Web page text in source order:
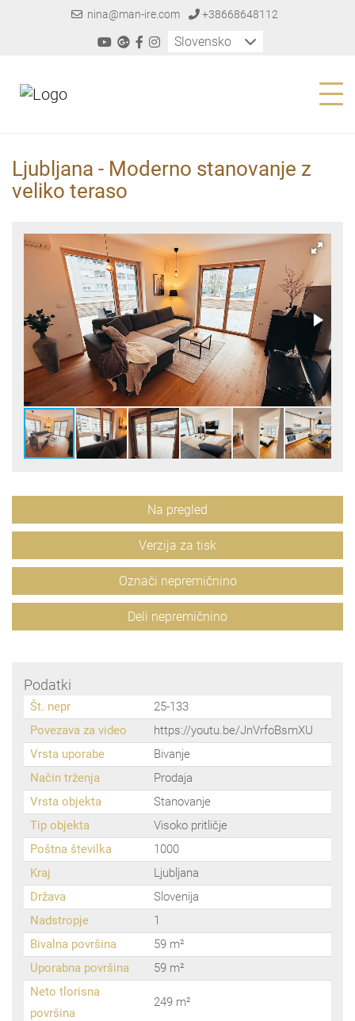
nina@man-ire.com +38668648112
Slovensko
Ljubljana - Moderno stanovanje z
veliko teraso
Na pregled
Verzija za tisk
Označi nepremičnino
Deli nepremičnino
Podatki
Št. nepr
25-133
Povezava za video
https://youtu.be/JnVrfoBsmXU
Vrsta uporabe
Bivanje
Način trženja
Prodaja
Vrsta objekta
Stanovanje
Tip objekta
Visoko pritličje
Poštna številka
1000
Kraj
Ljubljana
Država
Slovenija
Nadstropje
1
Bivalna površina
59 m²
Uporabna površina
59 m²
Neto tlorisna
površina
249 m²